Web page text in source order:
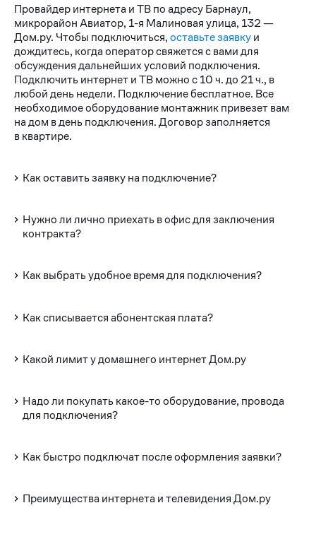
Провайдер интернета и ТВ по адресу Барнаул,
микрорайон Авиатор, 1-я Малиновая улица, 132 —
Дом.ру. Чтобы подключиться,оставьте заявкуи
дождитесь, когда оператор свяжется с вами для
обсуждения дальнейших условий подключения.
Подключить интернет и ТВ можно с 10 ч. до 21 ч., в
любой день недели. Подключение бесплатное. Все
необходимое оборудование монтажник привезет вам
на дом в день подключения. Договор заполняется
в квартире.
Как оставить заявку на подключение?
Нужно ли лично приехать в офис для заключения
контракта?
Как выбрать удобное время для подключения?
Как списывается абонентская плата?
Какой лимит у домашнего интернет Дом.ру
Надо ли покупать какое-то оборудование, провода
для подключения?
Как быстро подключат после оформления заявки?
Преимущества интернета и телевидения Дом.ру